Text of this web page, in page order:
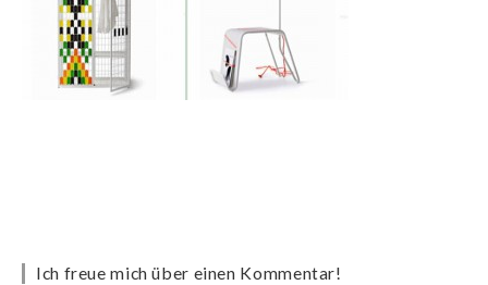
Ich freue mich über einen Kommentar!